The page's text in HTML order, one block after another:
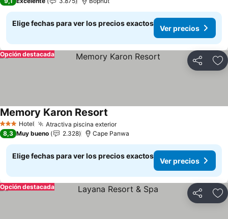
Elige fechas para ver los precios exactos
Ver precios
Compartir
Opción destacada
3 Estrellas
Hotel Atractiva piscina exteriorVer precios
Memory Karon Resort
8,3 Muy bueno 2.328 Cape Panwa
Elige fechas para ver los precios exactos
Ver precios
Compartir
Opción destacada